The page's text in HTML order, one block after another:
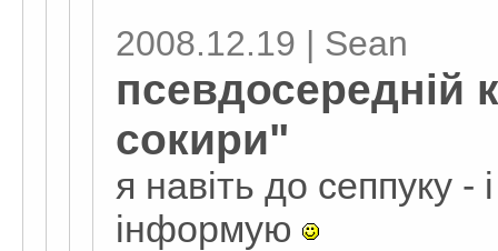
2008.12.19 | Sean
псевдосередній
сокири"
я навіть до сеппуку -
інформую